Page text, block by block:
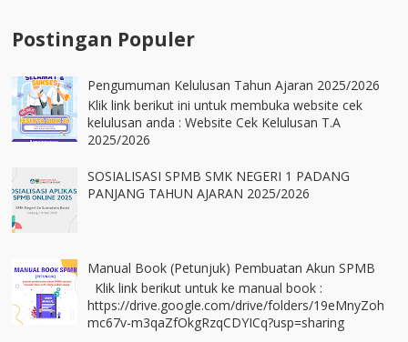
Postingan Populer
Pengumuman Kelulusan Tahun Ajaran 2025/2026
Klik link berikut ini untuk membuka website cek
kelulusan anda : Website Cek Kelulusan T.A
2025/2026
SOSIALISASI SPMB SMK NEGERI 1 PADANG
PANJANG TAHUN AJARAN 2025/2026
Manual Book (Petunjuk) Pembuatan Akun SPMB
Klik link berikut untuk ke manual book :
https://drive.google.com/drive/folders/19eMnyZoh
mc67v-m3qaZfOkgRzqCDYICq?usp=sharing